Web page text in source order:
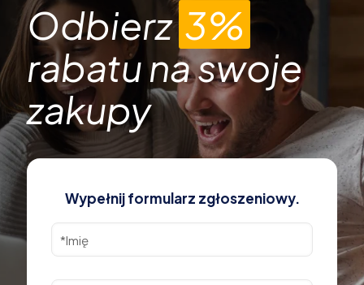
Odbierz3%
rabatu na swoje
zakupy
Wypełnij formularz zgłoszeniowy.